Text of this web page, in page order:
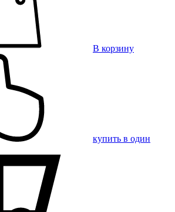
В корзину
купить в один